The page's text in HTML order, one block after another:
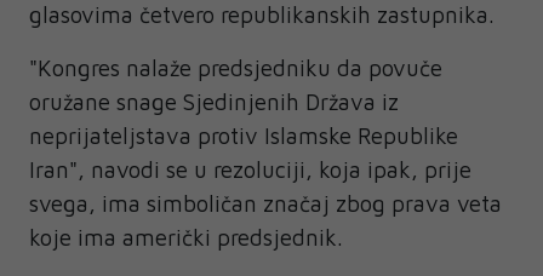
glasovima četvero republikanskih zastupnika.
"Kongres nalaže predsjedniku da povuče
oružane snage Sjedinjenih Država iz
neprijateljstava protiv Islamske Republike
Iran", navodi se u rezoluciji, koja ipak, prije
svega, ima simboličan značaj zbog prava veta
koje ima američki predsjednik.